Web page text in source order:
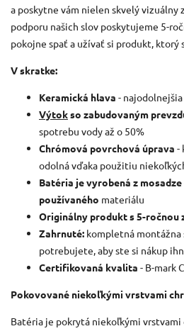
a poskytne vám nielen skvelý vizuálny
podporu našich slov poskytujeme 5-
pokojne spať a užívať si produkt, ktorý
V skratke:
Keramická hlava -
Výtokso zabudovaným
spotrebu vody až o 50%
Chrómová povrchová úprava -
odolná vďaka použitiu
Batéria je vyrobená z
používaného materiálu
Originálny produkt s 5-ročnou
Zahrnuté: kompletná montážna
potrebujete, aby ste si nákup
Certifikovaná kvalita - B-mark
Pokovované niekoľkými vrstvami
Batéria je pokrytá niekoľkými vrstvami